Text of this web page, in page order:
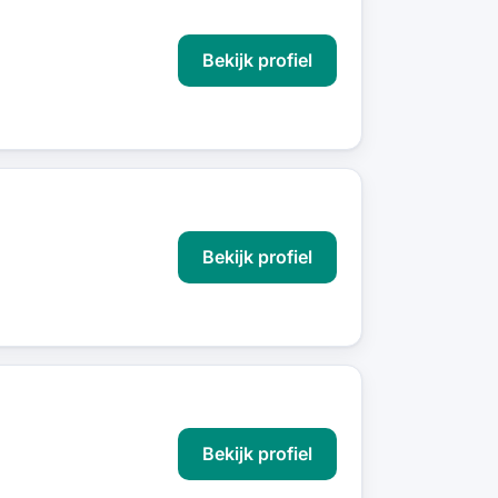
Bekijk profiel
Bekijk profiel
Bekijk profiel